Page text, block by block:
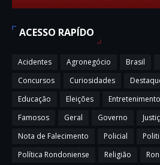
ACESSO RAPÍDO
Acidentes Agronegócio Brasil
Concursos
Curiosidades
Educação
Eleições Entretenimento
Famosos
Geral Governo
Nota de Falecimento
Policial
Política Rondoniense
Religião